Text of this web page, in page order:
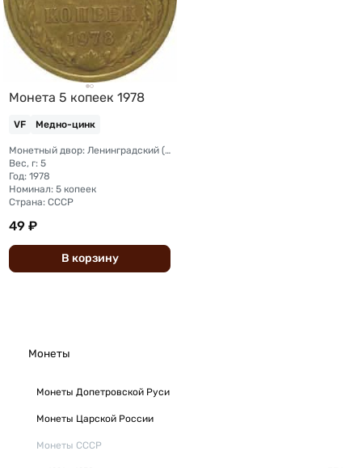
Монеты
Монеты Допетровской Руси
Монеты Царской России
Монеты СССР
Монета 5 копеек 1978
VF Медно-цинк
Монетный двор: Ленинградский (ЛМД)
Вес, г: 5
Год: 1978
Номинал: 5 копеек
Страна: СССР
49 ₽
В корзину